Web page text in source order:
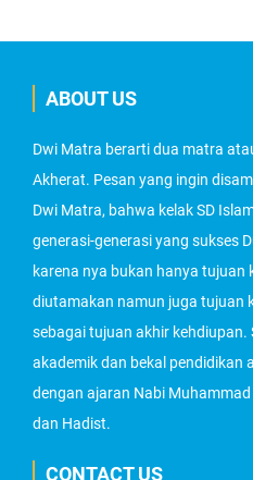
ABOUT US
Dwi Matra berarti dua matra
Akherat. Pesan yang ingin
Dwi Matra, bahwa kelak SD
generasi-generasi yang sukses
karena nya bukan hanya tujuan
diutamakan namun juga tujuan
sebagai tujuan akhir kehdiupan.
akademik dan bekal pendidikan
dengan ajaran Nabi
dan Hadist.
CONTACT US